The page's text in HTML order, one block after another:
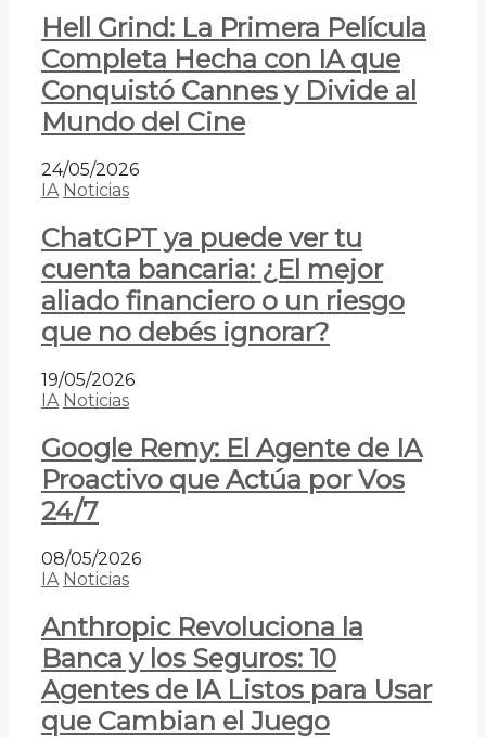
Hell Grind: La Primera Película
Completa Hecha con IA que
Conquistó Cannes y Divide al
Mundo del Cine
24/05/2026
IA Noticias
ChatGPT ya puede ver tu
cuenta bancaria: ¿El mejor
aliado financiero o un riesgo
que no debés ignorar?
19/05/2026
IA Noticias
Google Remy: El Agente de IA
Proactivo que Actúa por Vos
24/7
08/05/2026
IA Noticias
Anthropic Revoluciona la
Banca y los Seguros: 10
Agentes de IA Listos para Usar
que Cambian el Juego